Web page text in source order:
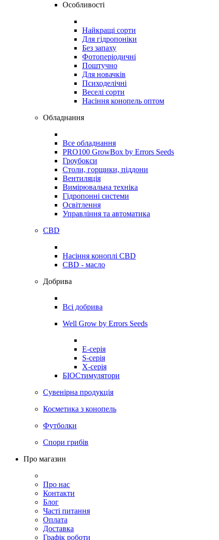
Особливості
Найкращі сорти
Для гідропоніки
Без запаху
Фотоперіодичні
Поштучно
Для новачків
Психоделічні
Веселі сорти
Насіння конопель оптом
Обладнання
Все обладнання
PRO100 GrowBox by Errors Seeds
Гроубокси
Столи, горщики, піддони
Вентиляція
Вимірювальна техніка
Гідропонні системи
Освітлення
Управління та автоматика
CBD
Насіння коноплі CBD
CBD - масло
Добрива
Всі добрива
Well Grow by Errors Seeds
E-серія
S-серія
X-серія
БІОСтимулятори
Сувенірна продукція
Косметика з конопель
Футболки
Спори грибів
Про магазин
Про нас
Контакти
Блог
Часті питання
Оплата
Доставка
Графік роботи